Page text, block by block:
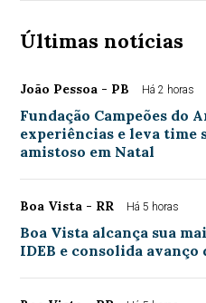
Últimas notícias
João Pessoa - PB Há 2 horas
Fundação Campeões do
experiências e leva time
amistoso em Natal
Boa Vista - RR Há 5 horas
Boa Vista alcança sua
IDEB e consolida